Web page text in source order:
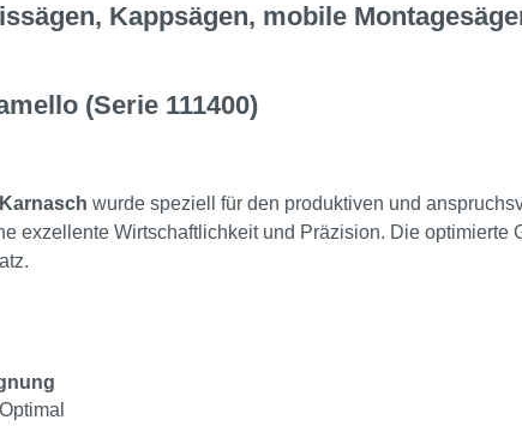
Kappsägen, mobile
(Serie 111400)
Karnasch wurde speziell für den produktiven und
exzellente Wirtschaftlichkeit und Präzision. Die optimierte